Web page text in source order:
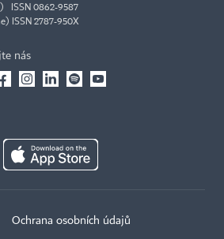
ISSN 0862-9587
ISSN 2787-950X
nás
Ochrana osobních údajů